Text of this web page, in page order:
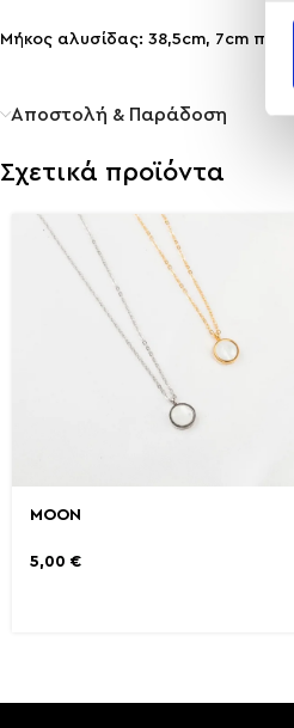
Μήκος αλυσίδας: 38,5cm, 7cm
Αποστολή & Παράδοση
Σχετικά προϊόντα
MOON
5,00 €